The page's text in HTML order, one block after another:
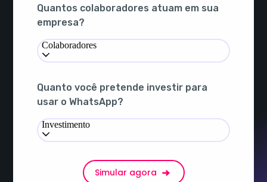
Quantos colaboradores atuam em sua
empresa?
Colaboradores
Quanto você pretende investir para
usar o WhatsApp?
Investimento
Simular agora